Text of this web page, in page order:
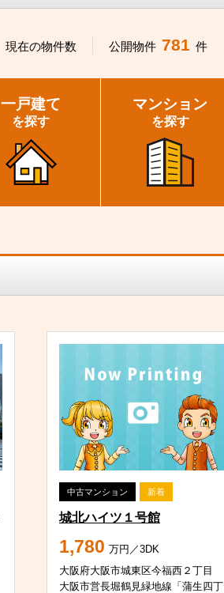
現在の物件数 公開物件 781 件
一戸建て
を探す
マンション
を探す
中古マンション 新着
城北ハイツ１号館
1,780 万円／3DK
大阪府大阪市城東区今福西２丁目
大阪市営長堀鶴見緑地線「蒲生四丁